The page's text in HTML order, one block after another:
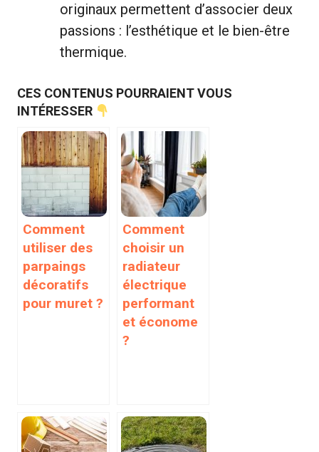
originaux permettent d’associer deux
passions : l’esthétique et le bien-être
thermique.
CES CONTENUS POURRAIENT VOUS
INTÉRESSER
Comment
utiliser des
parpaings
décoratifs
pour muret ?
Comment
choisir un
radiateur
électrique
performant
et économe
?